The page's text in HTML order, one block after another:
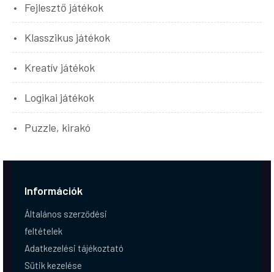
Fejlesztő játékok
Klasszikus játékok
Kreatív játékok
Logikai játékok
Puzzle, kirakó
Információk
Általános szerződési
feltételek
Adatkezelési tájékoztató
Sütik kezelése